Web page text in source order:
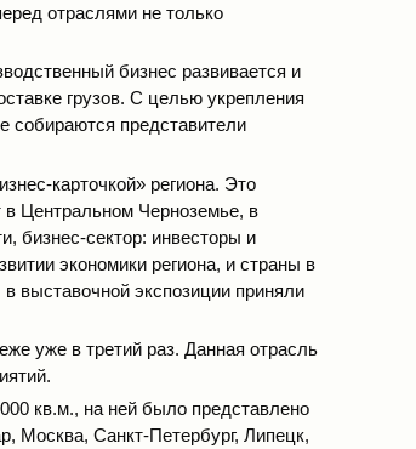
отраслями не только
бизнес развивается и
грузов. С целью укрепления
собираются представители
карточкой» региона. Это
в Центральном Черноземье, в
бизнес-сектор: инвесторы и
экономики региона, и страны в
выставочной экспозиции приняли
уже в третий раз. Данная отрасль
кв.м., на ней было представлено
Москва, Санкт-Петербург, Липецк,